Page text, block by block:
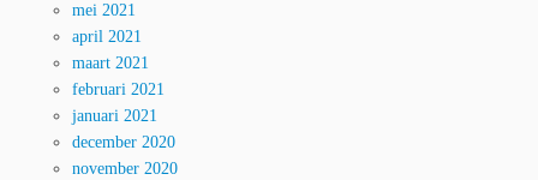
mei 2021
april 2021
maart 2021
februari 2021
januari 2021
december 2020
november 2020